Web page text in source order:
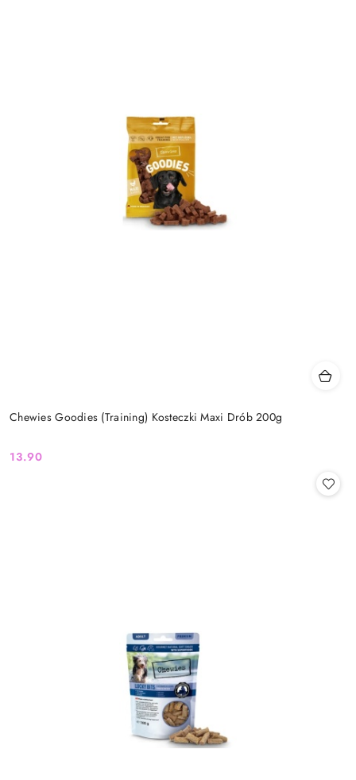
Chewies Goodies (Training) Kosteczki Maxi Drób 200g
Cena:
13.90